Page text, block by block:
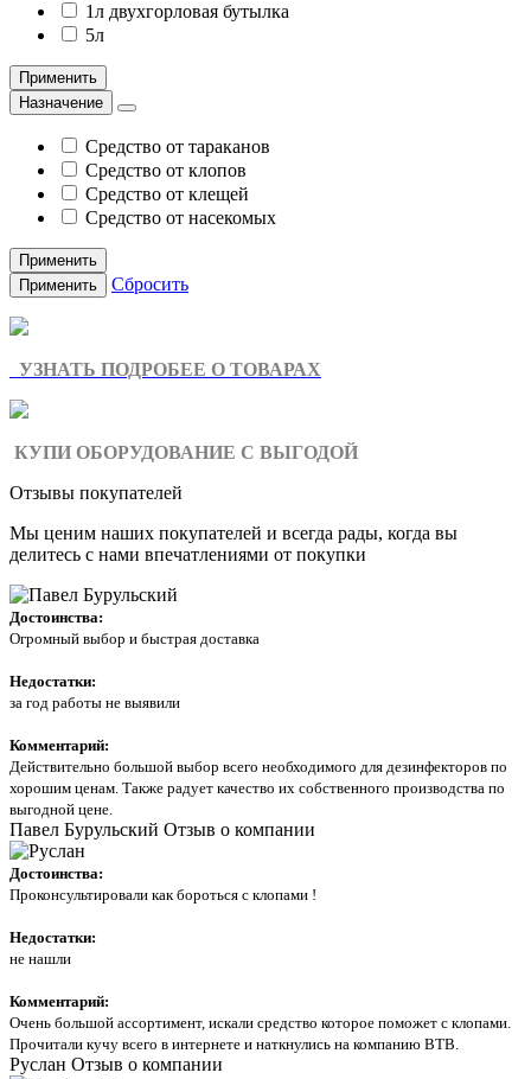
1л двухгорловая бутылка
5л
Применить
Назначение
Средство от тараканов
Средство от клопов
Средство от клещей
Средство от насекомых
Применить
Применить
Сбросить
УЗНАТЬ ПОДРОБЕЕ О ТОВАРАХ
КУПИ ОБОРУДОВАНИЕ С ВЫГОДОЙ
Отзывы покупателей
Мы ценим наших покупателей и всегда рады, когда вы
делитесь с нами впечатлениями от покупки
Достоинства:
Огромный выбор и быстрая доставка
Недостатки:
за год работы не выявили
Комментарий:
Действительно большой выбор всего необходимого для дезинфекторов по
хорошим ценам. Также радует качество их собственного производства по
выгодной цене.
Павел Бурульский Отзыв о компании
Достоинства:
Проконсультировали как бороться с клопами !
Недостатки:
не нашли
Комментарий:
Очень большой ассортимент, искали средство которое поможет с клопами.
Прочитали кучу всего в интернете и наткнулись на компанию ВТВ.
Руслан Отзыв о компании